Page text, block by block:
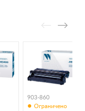
903-860